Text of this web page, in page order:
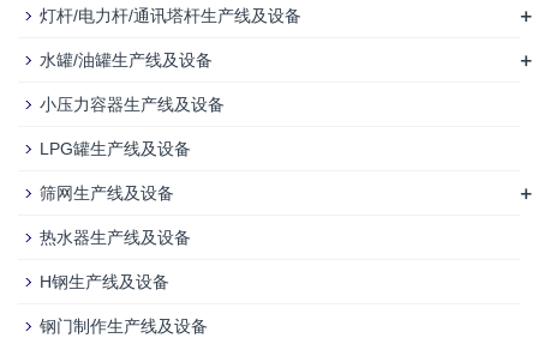
灯杆/电力杆/通讯塔杆生产线及设备 +
水罐/油罐生产线及设备 +
小压力容器生产线及设备
LPG罐生产线及设备
筛网生产线及设备 +
热水器生产线及设备
H钢生产线及设备
钢门制作生产线及设备